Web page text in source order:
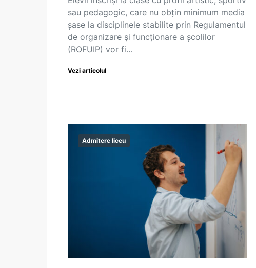
sau pedagogic, care nu obțin minimum media
șase la disciplinele stabilite prin Regulamentul
de organizare și funcționare a școlilor
(ROFUIP) vor fi…
Vezi articolul
Admitere liceu